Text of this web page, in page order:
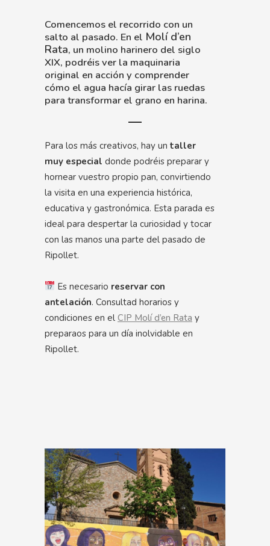
Comencemos el recorrido con un
salto al pasado. En el Molí d’en
Rata, un molino harinero del siglo
XIX, podréis ver la maquinaria
original en acción y comprender
cómo el agua hacía girar las ruedas
para transformar el grano en harina.
Para los más creativos, hay un taller
muy especial donde podréis preparar y
hornear vuestro propio pan, convirtiendo
la visita en una experiencia histórica,
educativa y gastronómica. Esta parada es
ideal para despertar la curiosidad y tocar
con las manos una parte del pasado de
Ripollet.
Es necesario reservar con
antelación. Consultad horarios y
condiciones en el CIP Molí d’en Rata y
preparaos para un día inolvidable en
Ripollet.